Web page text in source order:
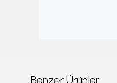
Benzer Ürünler